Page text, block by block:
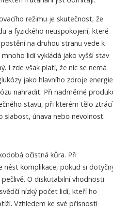
režimu je skutečnost, že
a fyzického neuspokojení, které
na druhou stranu vede k
lidí vykládá jako vyšší stav
I zde však platí, že nic se nemá
jako hlavního zdroje energie
nahradit. Při nadměrné
stavu, při kterém tělo ztrácí
únava nebo nevolnost.
očistná kůra. Při
nést komplikace, pokud si
O diskutabilní vhodnosti
nízký počet lidí, kteří ho
Vzhledem ke své přísnosti